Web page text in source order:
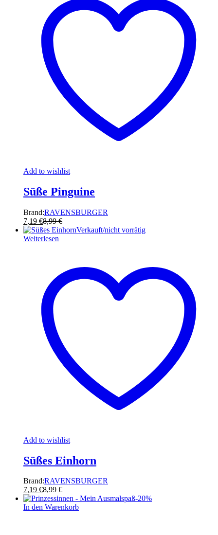
Add to wishlist
Süße Pinguine
Brand:RAVENSBURGER
7,19 €8,99€
Verkauft/nicht vorrätig
Weiterlesen
Add to wishlist
Süßes Einhorn
Brand:RAVENSBURGER
7,19 €8,99€
-20%
In den Warenkorb